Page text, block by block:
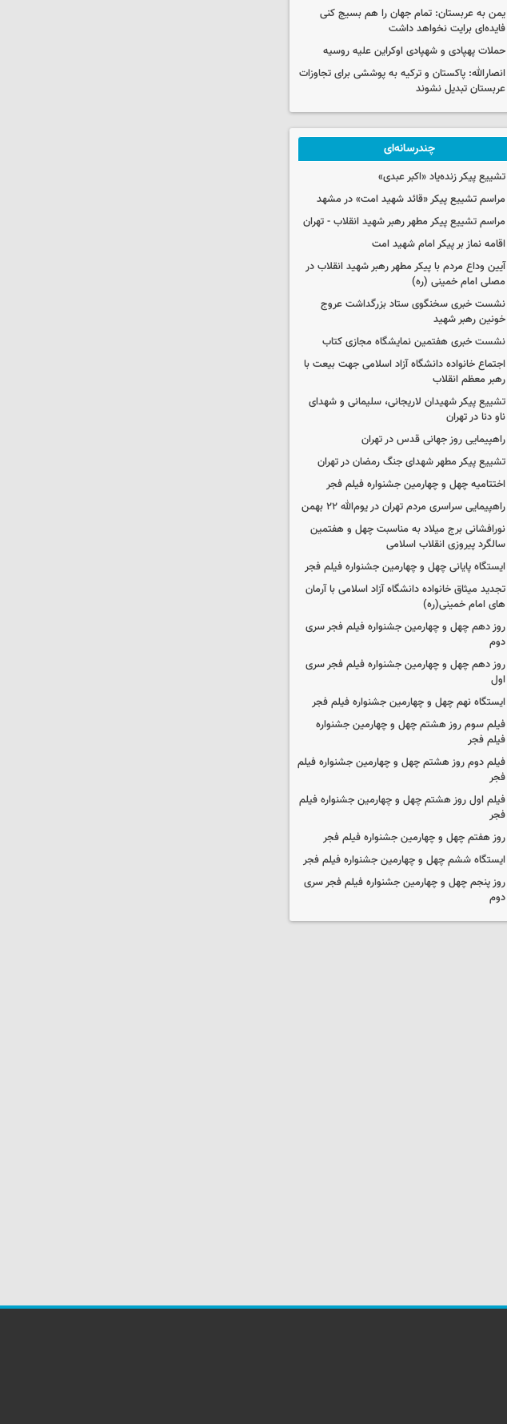
یمن به عربستان: تمام جهان را هم بسیج کنی
فایده‌ای برایت نخواهد داشت
حملات پهپادی و شهپادی اوکراین علیه روسیه
انصارالله: پاکستان و ترکیه به پوششی برای تجاوزات
عربستان تبدیل نشوند
چندرسانه‌ای
تشییع پیکر زنده‌یاد «اکبر عبدی»
مراسم تشییع پیکر «قائد شهید امت» در مشهد
مراسم تشییع پیکر مطهر رهبر شهید انقلاب - تهران
اقامه نماز بر پیکر امام شهید امت
آیین وداع مردم با پیکر مطهر رهبر شهید انقلاب در
مصلی امام خمینی (ره)
نشست خبری سخنگوی ستاد بزرگداشت عروج
خونین رهبر شهید
نشست خبری هفتمین نمایشگاه مجازی کتاب
اجتماع خانواده دانشگاه آزاد اسلامی جهت بیعت با
رهبر معظم انقلاب
تشییع پیکر شهیدان لاریجانی، سلیمانی و شهدای
ناو دنا در تهران
راهپیمایی روز جهانی قدس در تهران
تشییع پیکر مطهر شهدای جنگ رمضان در تهران
اختتامیه چهل و چهارمین جشنواره فیلم فجر
راهپیمایی سراسری مردم تهران در یوم‌الله ۲۲ بهمن
نورافشانی برج میلاد به مناسبت چهل‌ و هفتمین
سالگرد پیروزی انقلاب اسلامی
ایستگاه پایانی چهل و چهارمین جشنواره فیلم فجر
تجدید میثاق خانواده دانشگاه آزاد اسلامی با آرمان
های امام خمینی(ره)
روز دهم چهل و چهارمین جشنواره فیلم فجر سری
دوم
روز دهم چهل و چهارمین جشنواره فیلم فجر سری
اول
ایستگاه نهم چهل و چهارمین جشنواره فیلم فجر
فیلم سوم روز هشتم چهل و چهارمین جشنواره
فیلم فجر
فیلم دوم روز هشتم چهل و چهارمین جشنواره فیلم
فجر
فیلم اول روز هشتم چهل و چهارمین جشنواره فیلم
فجر
روز هفتم چهل و چهارمین جشنواره فیلم فجر
ایستگاه ششم چهل و چهارمین جشنواره فیلم فجر
روز پنجم چهل و چهارمین جشنواره فیلم فجر سری
دوم